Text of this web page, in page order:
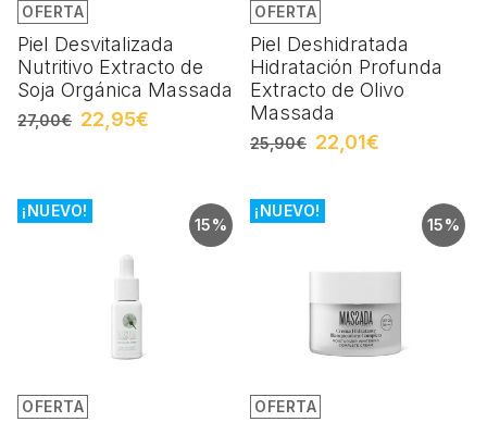
OFERTA
Piel Desvitalizada
Nutritivo Extracto de
Soja Orgánica Massada
27,00€ 22,95€
OFERTA
Piel Deshidratada
Hidratación Profunda
Extracto de Olivo
Massada
25,90€ 22,01€
15%
OFERTA
¡NUEVO!
15%
OFERTA
¡NUEVO!